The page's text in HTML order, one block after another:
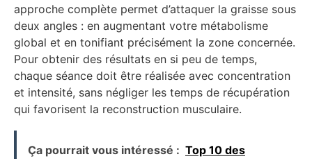
approche complète permet d’attaquer la graisse sous
deux angles : en augmentant votre métabolisme
global et en tonifiant précisément la zone concernée.
Pour obtenir des résultats en si peu de temps,
chaque séance doit être réalisée avec concentration
et intensité, sans négliger les temps de récupération
qui favorisent la reconstruction musculaire.
Ça pourrait vous intéressé : Top 10 des